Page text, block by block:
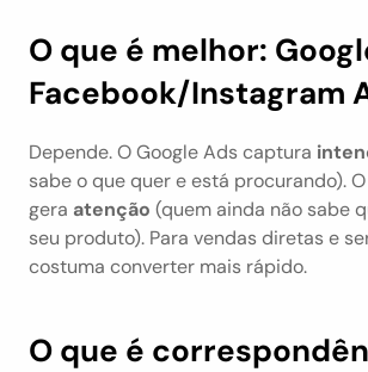
O que é melhor:
Facebook/Instagram
Depende. O Google Ads captura
sabe o que quer e está procurando).
gera atenção (quem ainda não sabe
seu produto). Para vendas diretas e
costuma converter mais rápido.
O que é